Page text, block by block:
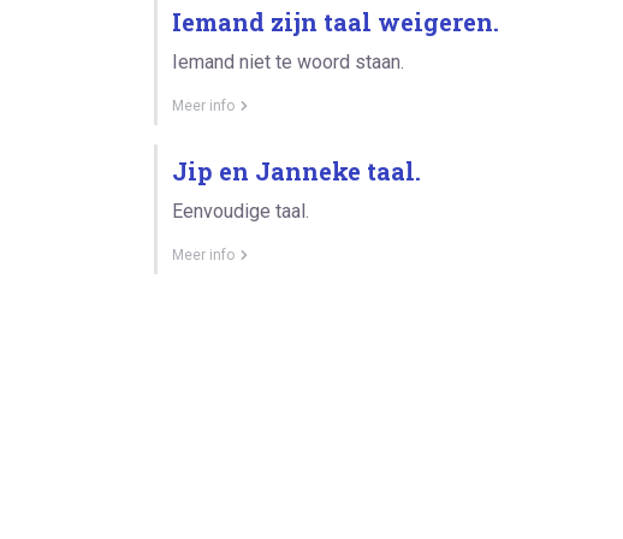
Iemand zijn taal weigeren.
Iemand niet te woord staan.
Meer info
Jip en Janneke taal.
Eenvoudige taal.
Meer info